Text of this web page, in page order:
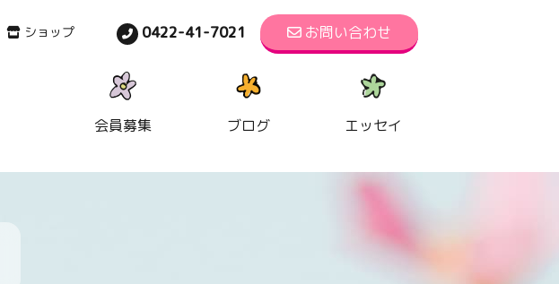
ショップ 0422-41-7021 お問い合わせ
会員募集 ブログ エッセイ